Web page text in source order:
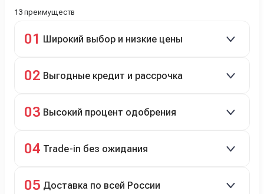
13 преимуществ
01 Широкий выбор и низкие цены
подержанные авто.
02 Выгодные кредит и рассрочка
рассрочка 0% на 2 года при первом взносе 35–50%.
03 Высокий процент одобрения
04 Trade-in без ожидания
05 Доставка по всей России